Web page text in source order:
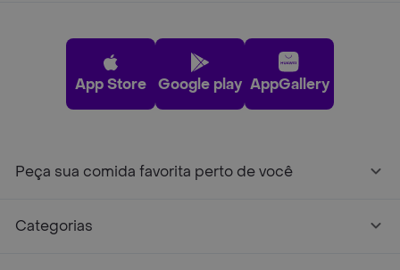
App Store Google play AppGallery
Peça sua comida favorita perto de você
Categorias